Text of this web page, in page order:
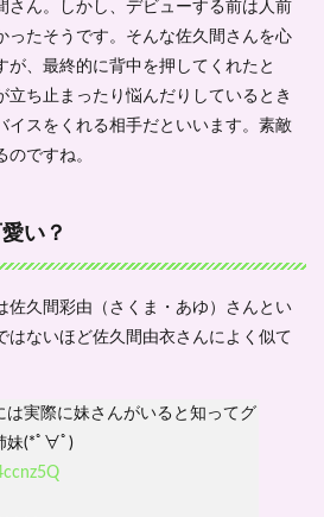
さん。しかし、デビューする前は人前
ったそうです。そんな佐久間さんを心
が、最終的に背中を押してくれたと
立ち止まったり悩んだりしているとき
イスをくれる相手だといいます。素敵
ですね。
い？
佐久間彩由（さくま・あゆ）さんとい
はないほど佐久間由衣さんによく似て
は実際に妹さんがいると知ってグ
妹(*ﾟ∀ﾟ)